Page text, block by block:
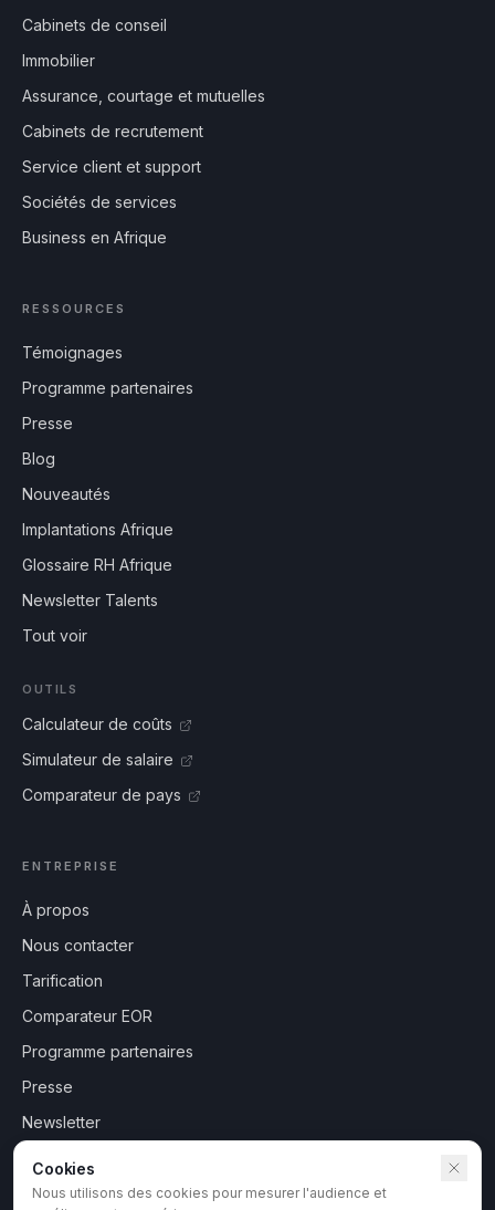
Cabinets de conseil
Immobilier
Assurance, courtage et mutuelles
Cabinets de recrutement
Service client et support
Sociétés de services
Business en Afrique
RESSOURCES
Témoignages
Programme partenaires
Presse
Blog
Nouveautés
Implantations Afrique
Glossaire RH Afrique
Newsletter Talents
Tout voir
OUTILS
Calculateur de coûts
Simulateur de salaire
Comparateur de pays
ENTREPRISE
À propos
Nous contacter
Tarification
Comparateur EOR
Programme partenaires
Presse
Newsletter
Cookies
Nous utilisons des cookies pour mesurer l'audience et